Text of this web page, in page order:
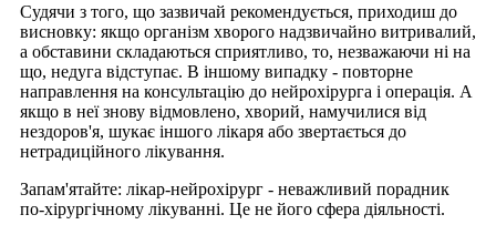
Судячи з того, що зазвичай рекомендується, приходиш до
висновку: якщо організм хворого надзвичайно витривалий,
а обставини складаються сприятливо, то, незважаючи ні на
що, недуга відступає. В іншому випадку - повторне
направлення на консультацію до нейрохірурга і операція. А
якщо в неї знову відмовлено, хворий, намучилися від
нездоров'я, шукає іншого лікаря або звертається до
нетрадиційного лікування.
Запам'ятайте: лікар-нейрохірург - неважливий порадник
по-хірургічному лікуванні. Це не його сфера діяльності.